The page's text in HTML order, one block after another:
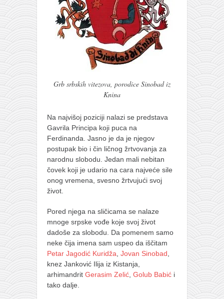
Grb srbskih vitezova, porodice Sinobad iz
Knina
Na najvišoj poziciji nalazi se predstava
Gavrila Principa koji puca na
Ferdinanda. Jasno je da je njegov
postupak bio i čin ličnog žrtvovanja za
narodnu slobodu. Jedan mali nebitan
čovek koji je udario na cara najveće sile
onog vremena, svesno žrtvujući svoj
život.
Pored njega na sličicama se nalaze
mnoge srpske vođe koje svoj život
dadoše za slobodu. Da pomenem samo
neke čija imena sam uspeo da iščitam
Petar Jagodić Kuridža Jovan Sinobad
knez Janković Ilija iz Kistanja,
arhimandrit Gerasim Zelić Golub Babić i
tako dalje.